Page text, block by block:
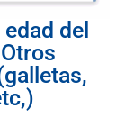
del